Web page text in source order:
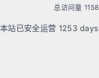
总访问量1158
本站已安全运营 1253 days